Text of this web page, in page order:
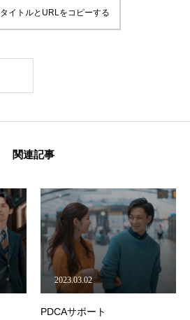
イトルとURLをコピーする
関連記事
PDCAサポート
2023.03.02